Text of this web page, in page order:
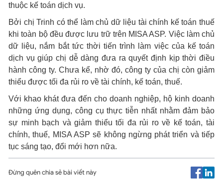
thuộc kế toán dịch vụ.
Bởi chị Trinh có thể làm chủ dữ liệu tài chính kế toán thuế
khi toàn bộ đều được lưu trữ trên MISA ASP. Việc làm chủ
dữ liệu, nắm bắt tức thời tiến trình làm việc của kế toán
dịch vụ giúp chị dễ dàng đưa ra quyết định kịp thời điều
hành công ty. Chưa kể, nhờ đó, công ty của chị còn giảm
thiểu được tối đa rủi ro về tài chính, kế toán, thuế.
Với khao khát đưa đến cho doanh nghiệp, hộ kinh doanh
những ứng dụng, công cụ thực tiễn nhất nhằm đảm bảo
sự minh bạch và giảm thiểu tối đa rủi ro về kế toán, tài
chính, thuế, MISA ASP sẽ không ngừng phát triển và tiếp
tục sáng tạo, đổi mới hơn nữa.
Đừng quên chia sẻ bài viết này